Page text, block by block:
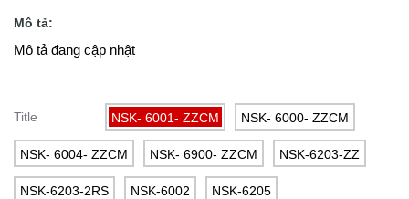
Mô tả:
Mô tả đang cập nhật
Title NSK- 6001- ZZCM NSK- 6000- ZZCM
NSK- 6004- ZZCM NSK- 6900- ZZCM NSK-6203-ZZ
NSK-6203-2RS NSK-6002 NSK-6205